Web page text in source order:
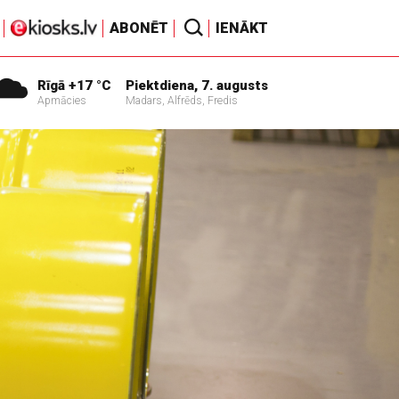
ABONĒT IENĀKT
Rīgā +17 °C
Apmācies
Piektdiena, 7. augusts
Madars, Alfrēds, Fredis